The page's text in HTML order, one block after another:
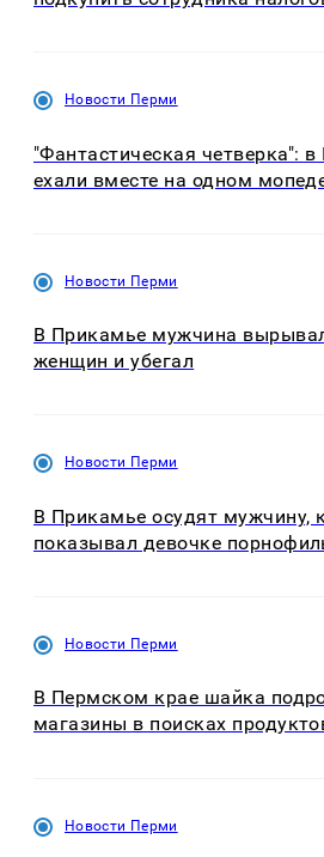
Новости Перми
"Фантастическая четверка":
ехали вместе на одном
Новости Перми
В Прикамье мужчина
женщин и убегал
Новости Перми
В Прикамье осудят мужчину,
показывал девочке
Новости Перми
В Пермском крае шайка
магазины в поисках
Новости Перми